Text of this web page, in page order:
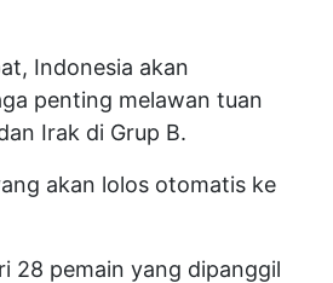
Indonesia akan
penting melawan tuan
Irak di Grup B.
akan lolos otomatis ke
28 pemain yang dipanggil